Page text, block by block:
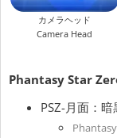
カメラヘッド
Camera Head
Phantasy Star
PSZ-月面：